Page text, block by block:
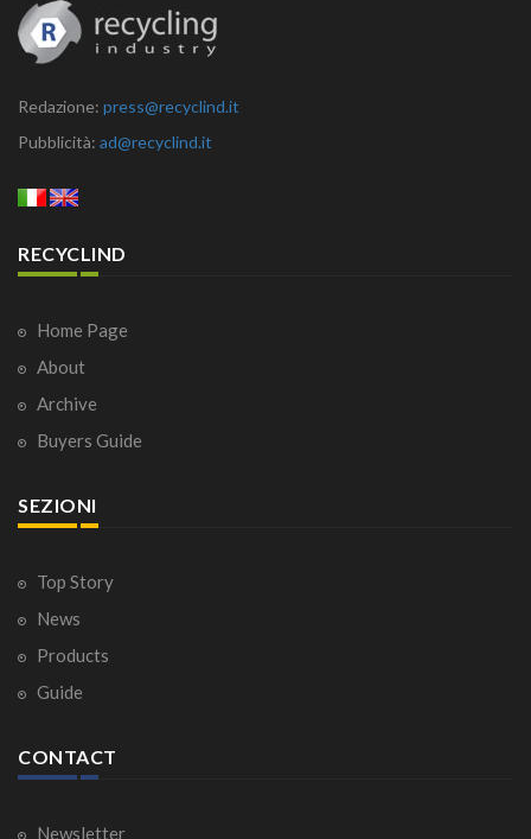
Redazione: press@recyclind.it
Pubblicità: ad@recyclind.it
RECYCLIND
Home Page
About
Archive
Buyers Guide
SEZIONI
Top Story
News
Products
Guide
CONTACT
Newsletter